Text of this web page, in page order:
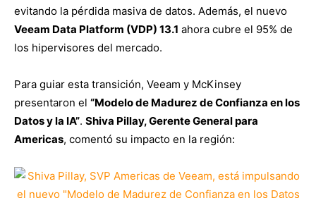
evitando la pérdida masiva de datos. Además, el nuevo
Veeam Data Platform (VDP) 13.1 ahora cubre el 95% de
los hipervisores del mercado.
Para guiar esta transición, Veeam y McKinsey
presentaron el “Modelo de Madurez de Confianza en los
Datos y la IA”. Shiva Pillay, Gerente General para
Americas, comentó su impacto en la región: